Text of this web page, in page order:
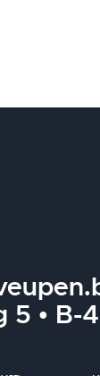
5 • B-